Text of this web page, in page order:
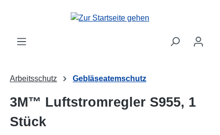
Zum Hauptinhalt springen
Arbeitsschutz Gebläseatemschutz
3M™ Luftstromregler S955, 1
Stück